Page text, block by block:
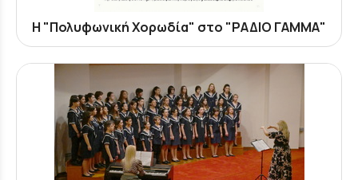
Η "Πολυφωνική Χορωδία" στο "ΡΑΔΙΟ ΓΑΜΜΑ"